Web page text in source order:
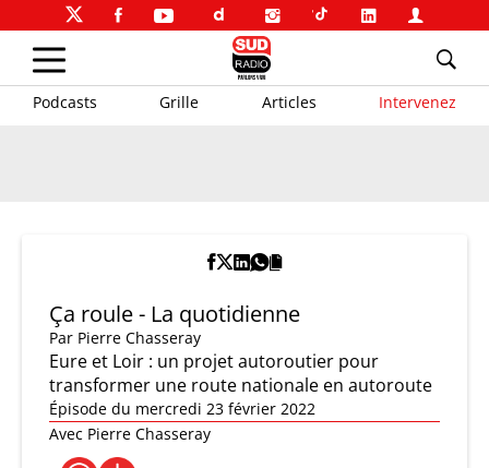
Podcasts Grille Articles Intervenez
Ça roule - La quotidienne
Par Pierre Chasseray
Eure et Loir : un projet autoroutier pour
transformer une route nationale en autoroute
Épisode du mercredi 23 février 2022
Avec Pierre Chasseray